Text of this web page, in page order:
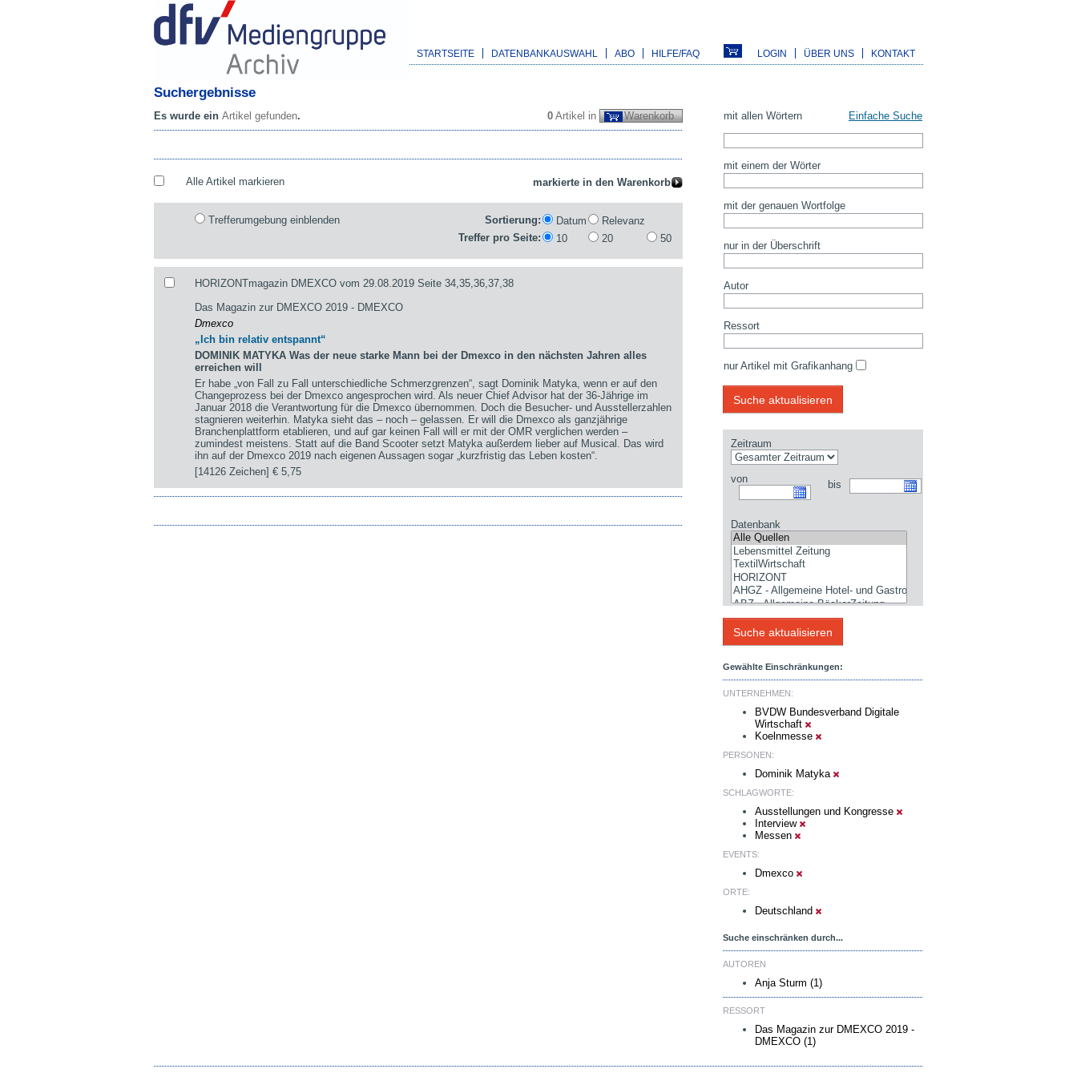
STARTSEITE DATENBANKAUSWAHL ABO HILFE/FAQ LOGIN ÜBER UNS KONTAKT
Suchergebnisse
0 Artikel in Warenkorb
Es wurde ein Artikel gefunden.
Alle Artikel markieren
Trefferumgebung einblenden Sortierung: Datum
Relevanz
Treffer pro Seite:
10 20 50
HORIZONTmagazin DMEXCO vom 29.08.2019 Seite 34,35,36,37,38
Das Magazin zur DMEXCO 2019 - DMEXCO
Dmexco
„Ich bin relativ entspannt“
DOMINIK MATYKA Was der neue starke Mann bei der Dmexco in den nächsten Jahren alles
erreichen will
Er habe „von Fall zu Fall unterschiedliche Schmerzgrenzen“, sagt Dominik Matyka, wenn er auf den
Changeprozess bei der Dmexco angesprochen wird. Als neuer Chief Advisor hat der 36-Jährige im
Januar 2018 die Verantwortung für die Dmexco übernommen. Doch die Besucher- und Ausstellerzahlen
stagnieren weiterhin. Matyka sieht das – noch – gelassen. Er will die Dmexco als ganzjährige
Branchenplattform etablieren, und auf gar keinen Fall will er mit der OMR verglichen werden –
zumindest meistens. Statt auf die Band Scooter setzt Matyka außerdem lieber auf Musical. Das wird
ihn auf der Dmexco 2019 nach eigenen Aussagen sogar „kurzfristig das Leben kosten“.
[14126 Zeichen]€ 5,75
mit allen Wörtern Einfache Suche
mit einem der Wörter
mit der genauen Wortfolge
nur in der Überschrift
Autor
Ressort
nur Artikel mit Grafikanhang
Zeitraum
von bis
Datenbank
Gewählte Einschränkungen:
UNTERNEHMEN:
BVDW Bundesverband Digitale
Wirtschaft
Koelnmesse
PERSONEN:
Dominik Matyka
SCHLAGWORTE:
Ausstellungen und Kongresse
Interview
Messen
EVENTS:
Dmexco
ORTE:
Deutschland
Suche einschränken durch...
AUTOREN
Anja Sturm (1)
RESSORT
Das Magazin zur DMEXCO 2019 -
DMEXCO (1)